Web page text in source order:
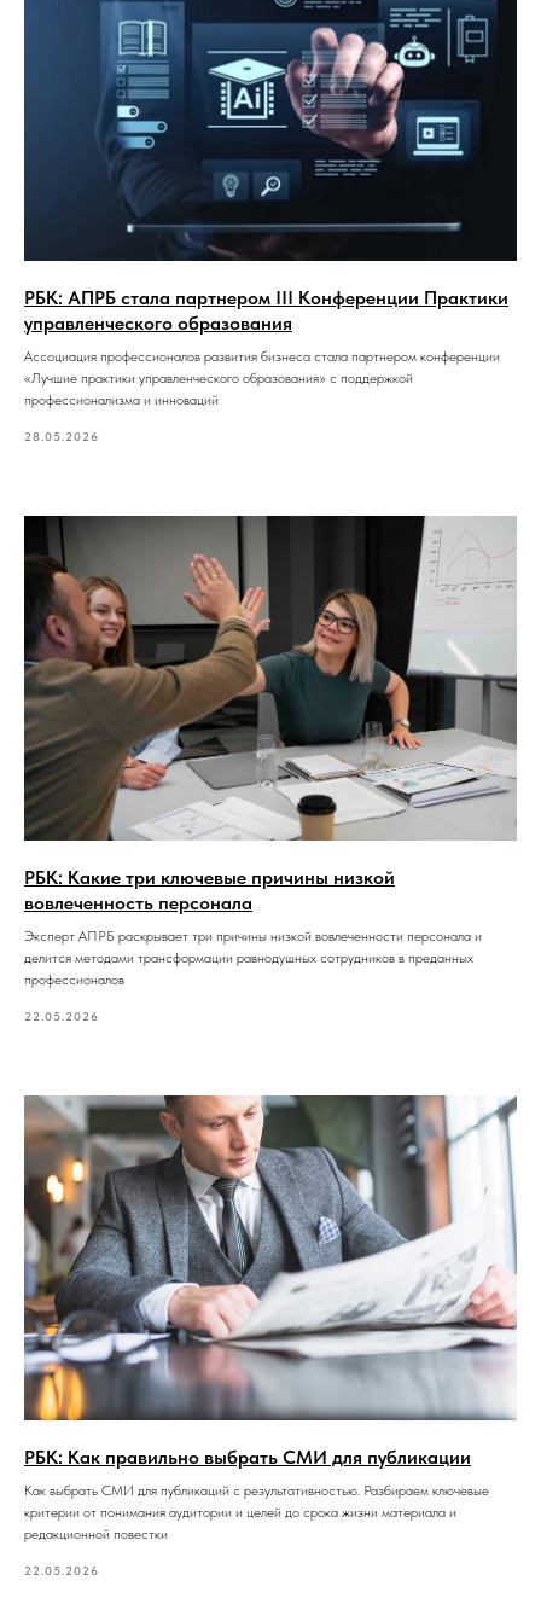
РБК: АПРБ стала партнером III Конференции Практики
управленческого образования
Ассоциация профессионалов развития бизнеса стала партнером конференции
«Лучшие практики управленческого образования» с поддержкой
профессионализма и инноваций
28.05.2026
РБК: Какие три ключевые причины низкой
вовлеченность персонала
Эксперт АПРБ раскрывает три причины низкой вовлеченности персонала и
делится методами трансформации равнодушных сотрудников в преданных
профессионалов
22.05.2026
РБК: Как правильно выбрать СМИ для публикации
Как выбрать СМИ для публикаций с результативностью. Разбираем ключевые
критерии от понимания аудитории и целей до срока жизни материала и
редакционной повестки
22.05.2026